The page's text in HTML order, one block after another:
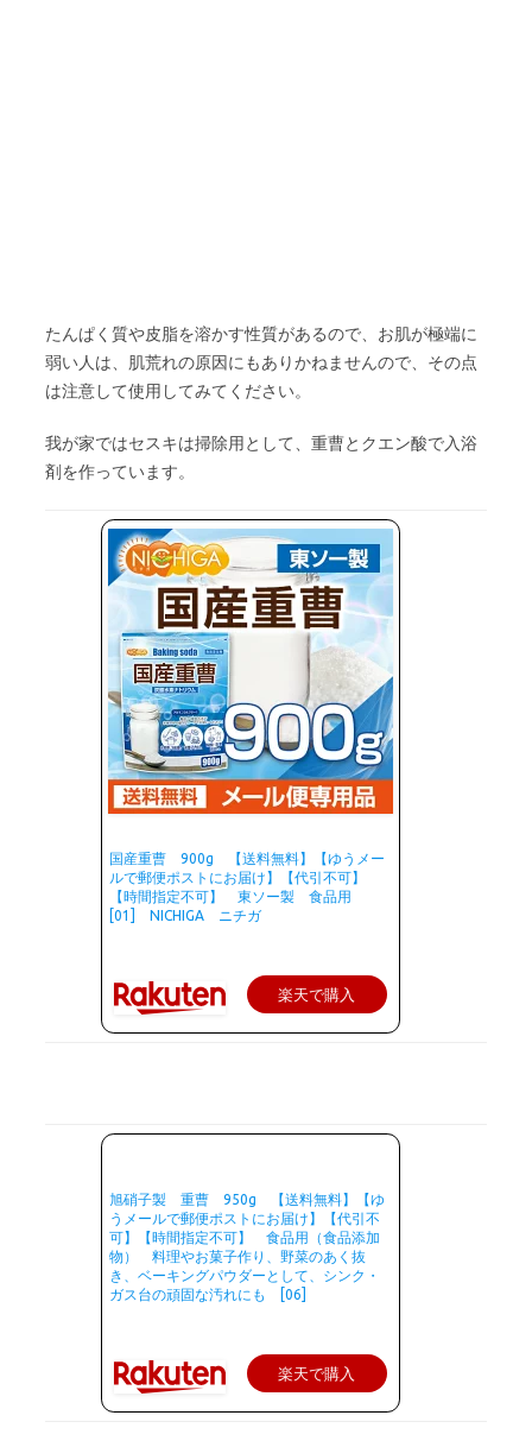
たんぱく質や皮脂を溶かす性質があるので、お肌が極端に
弱い人は、肌荒れの原因にもありかねませんので、その点
は注意して使用してみてください。
我が家ではセスキは掃除用として、重曹とクエン酸で入浴
剤を作っています。
国産重曹 900g 【送料無料】【ゆうメー
ルで郵便ポストにお届け】【代引不可】
【時間指定不可】 東ソー製 食品用
[01] NICHIGA ニチガ
楽天で購入
旭硝子製 重曹 950g 【送料無料】【ゆ
うメールで郵便ポストにお届け】【代引不
可】【時間指定不可】 食品用（食品添加
物） 料理やお菓子作り、野菜のあく抜
き、ベーキングパウダーとして、シンク・
ガス台の頑固な汚れにも [06]
楽天で購入